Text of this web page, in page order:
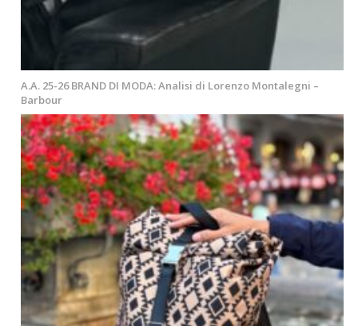
A.A. 25-26 BRAND DI MODA: Analisi di Lorenzo Montalegni –
Barbour